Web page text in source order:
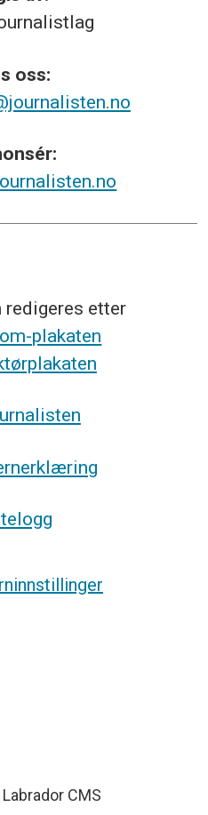
oss:
etter
plakaten
CMS